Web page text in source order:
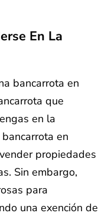
En La
bancarrota en
que
en la
en
propiedades
Sin embargo,
para
una exención de